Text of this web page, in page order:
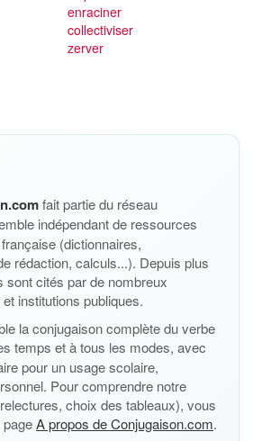
enraciner
collectiviser
zerver
fait partie du réseau
indépendant de ressources
(dictionnaires,
rédaction, calculs...). Depuis plus
sont cités par de nombreux
institutions publiques.
la conjugaison complète du verbe
temps et à tous les modes, avec
pour un usage scolaire,
Pour comprendre notre
choix des tableaux), vous
A propos de Conjugaison.com.